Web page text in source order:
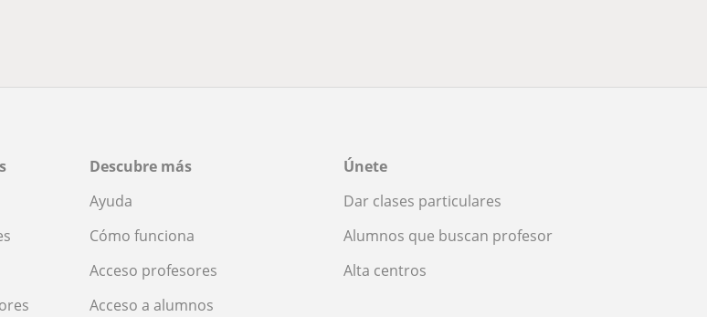
Descubre más
Ayuda
Cómo funciona
Acceso profesores
Acceso a alumnos
Únete
Dar clases particulares
Alumnos que buscan profesor
Alta centros